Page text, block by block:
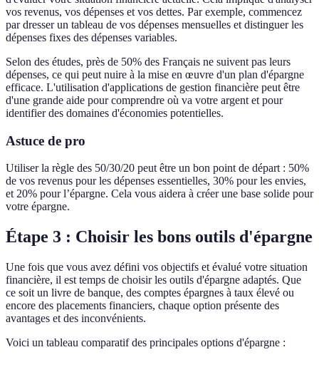
vos revenus, vos dépenses et vos dettes. Par exemple, commencez
par dresser un tableau de vos dépenses mensuelles et distinguer les
dépenses fixes des dépenses variables.
Selon des études, près de 50% des Français ne suivent pas leurs
dépenses, ce qui peut nuire à la mise en œuvre d'un plan d'épargne
efficace. L'utilisation d'applications de gestion financière peut être
d'une grande aide pour comprendre où va votre argent et pour
identifier des domaines d'économies potentielles.
Astuce de pro
Utiliser la règle des 50/30/20 peut être un bon point de départ : 50%
de vos revenus pour les dépenses essentielles, 30% pour les envies,
et 20% pour l’épargne. Cela vous aidera à créer une base solide pour
votre épargne.
Étape 3 : Choisir les bons outils d'épargne
Une fois que vous avez défini vos objectifs et évalué votre situation
financière, il est temps de choisir les outils d'épargne adaptés. Que
ce soit un livre de banque, des comptes épargnes à taux élevé ou
encore des placements financiers, chaque option présente des
avantages et des inconvénients.
Voici un tableau comparatif des principales options d'épargne :